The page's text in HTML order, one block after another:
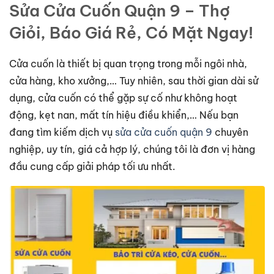
Sửa Cửa Cuốn Quận 9 – Thợ
Giỏi, Báo Giá Rẻ, Có Mặt Ngay!
Cửa cuốn là thiết bị quan trọng trong mỗi ngôi nhà,
cửa hàng, kho xưởng,… Tuy nhiên, sau thời gian dài sử
dụng, cửa cuốn có thể gặp sự cố như không hoạt
động, kẹt nan, mất tín hiệu điều khiển,… Nếu bạn
đang tìm kiếm dịch vụ sửa cửa cuốn quận 9 chuyên
nghiệp, uy tín, giá cả hợp lý, chúng tôi là đơn vị hàng
đầu cung cấp giải pháp tối ưu nhất.